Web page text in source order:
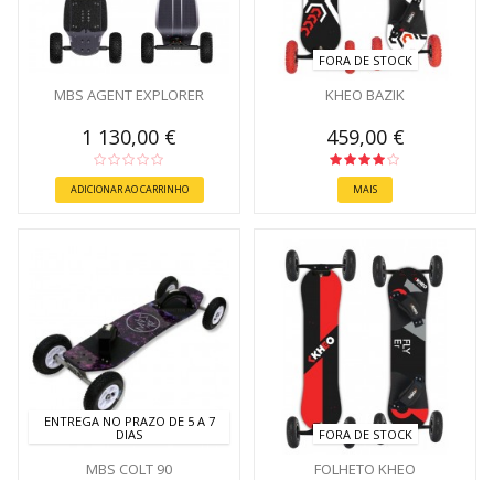
MBS AGENT EXPLORER
1 130,00 €
ADICIONAR AO CARRINHO
FORA DE STOCK
KHEO BAZIK
459,00 €
MAIS
ENTREGA NO PRAZO DE 5 A 7
DIAS
MBS COLT 90
FORA DE STOCK
FOLHETO KHEO